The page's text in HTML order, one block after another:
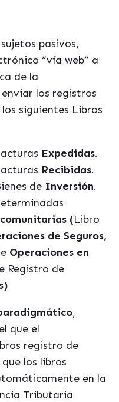
pasivos,
“vía web” a
de la
los registros
siguientes Libros
Expedidas.
Recibidas.
de Inversión.
(Libro
de Seguros,
Operaciones en
Registro de
,
que el
registro de
los libros
en la
Tributaria